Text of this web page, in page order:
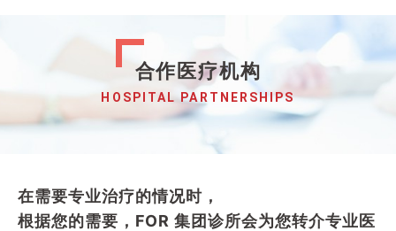
合作医疗机构
HOSPITAL PARTNERSHIPS
在需要专业治疗的情况时，
根据您的需要，FOR 集团诊所会为您转介专业医